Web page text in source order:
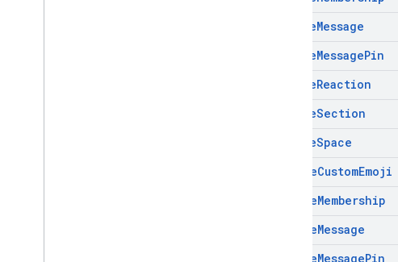
CreateMessage
CreateMessagePin
CreateReaction
CreateSection
CreateSpace
DeleteCustomEmoji
DeleteMembership
DeleteMessage
DeleteMessagePin